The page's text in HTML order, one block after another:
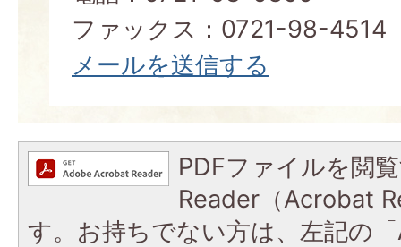
ファックス：0721-98-4514
メールを送信する
PDFファイルを閲
Reader（Acrobat
す。お持ちでない方は、左記の